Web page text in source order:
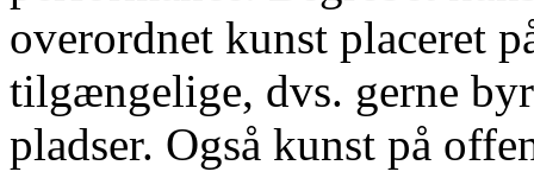
overordnet kunst placeret
tilgængelige, dvs. gerne
pladser. Også kunst på